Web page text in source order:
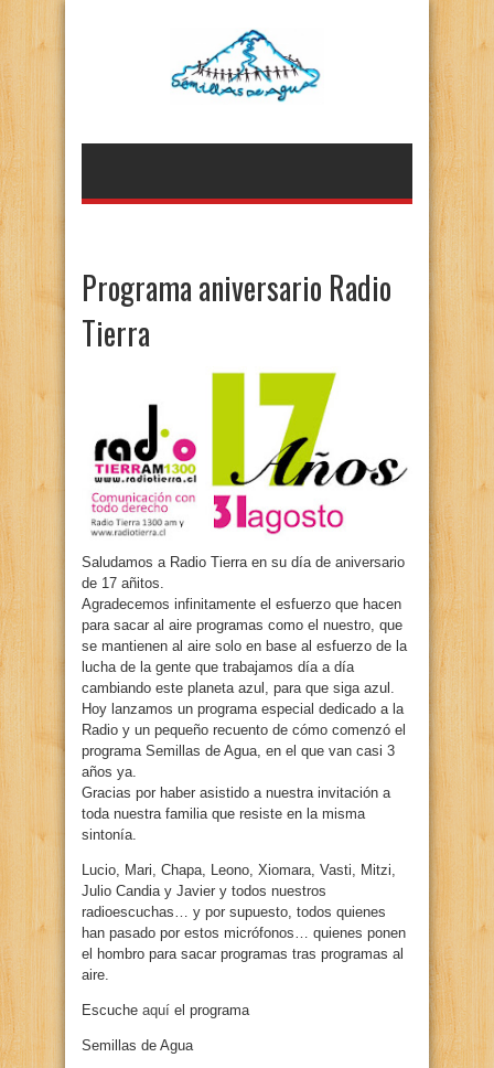
Programa aniversario Radio
Tierra
Saludamos a Radio Tierra en su día de aniversario
de 17 añitos.
Agradecemos infinitamente el esfuerzo que hacen
para sacar al aire programas como el nuestro, que
se mantienen al aire solo en base al esfuerzo de la
lucha de la gente que trabajamos día a día
cambiando este planeta azul, para que siga azul.
Hoy lanzamos un programa especial dedicado a la
Radio y un pequeño recuento de cómo comenzó el
programa Semillas de Agua, en el que van casi 3
años ya.
Gracias por haber asistido a nuestra invitación a
toda nuestra familia que resiste en la misma
sintonía.
Lucio, Mari, Chapa, Leono, Xiomara, Vasti, Mitzi,
Julio Candia y Javier y todos nuestros
radioescuchas… y por supuesto, todos quienes
han pasado por estos micrófonos… quienes ponen
el hombro para sacar programas tras programas al
aire.
Escuche aquí el programa
Semillas de Agua